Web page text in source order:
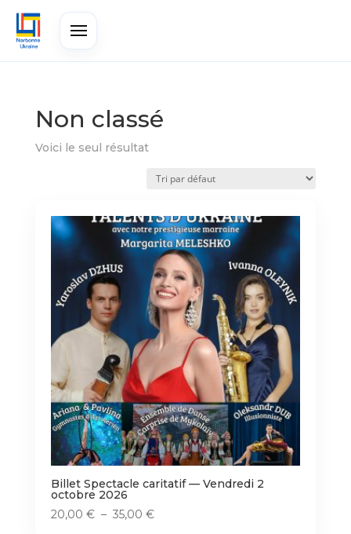
Non classé
Voici le seul résultat
Billet Spectacle caritatif — Vendredi 2
octobre 2026
20,00 € – 35,00 €Plage